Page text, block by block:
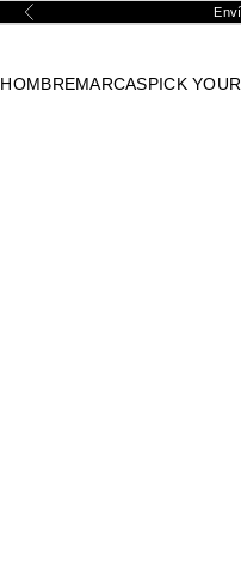
Anterior
HOMBREMARCASPICK